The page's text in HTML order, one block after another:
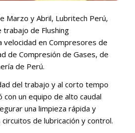
Marzo y Abril, Lubritech Perú,
de Flushing
velocidad en Compresores de
de Compresión de Gases, de
de Perú.
del trabajo y al corto tempo
un equipo de alto caudal
una limpieza rápida y
de lubricación y control.